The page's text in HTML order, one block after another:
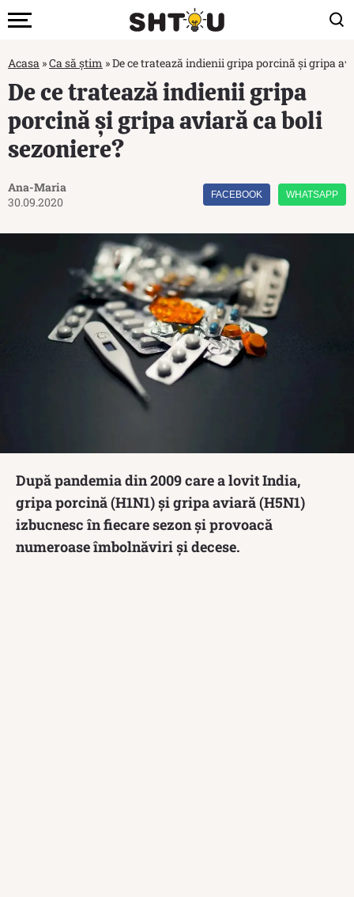
Acasa »Ca să știm »De ce tratează indienii gripa porcină și gripa
De ce tratează indienii gripa
porcină și gripa aviară ca boli
sezoniere?
Ana-Maria
30.09.2020
FACEBOOK WHATSAPP
După pandemia din 2009 care a lovit India,
gripa porcină (H1N1) și gripa aviară (H5N1)
izbucnesc în fiecare sezon și provoacă
numeroase îmbolnăviri și decese.